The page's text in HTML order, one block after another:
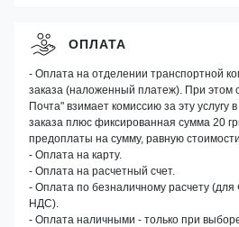
ОПЛАТА
- Оплата на отделении транспортной
заказа (наложенный платеж). При этом
Почта" взимает комиссию за эту услугу
заказа плюс фиксированная сумма 20
предоплаты на сумму, равную
- Оплата на карту.
- Оплата на расчетный счет.
- Оплата по безналичному расчету
НДС).
- Оплата наличными - только при